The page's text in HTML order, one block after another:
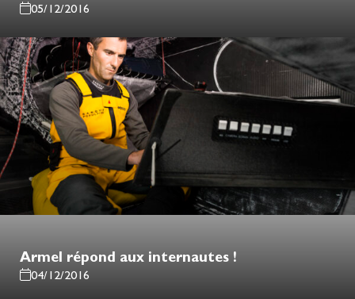
05/12/2016
Armel répond aux internautes !
04/12/2016